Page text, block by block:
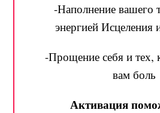
-Наполнение вашего
энергией Исцеления
-Прощение себя и тех,
вам боль
Активация